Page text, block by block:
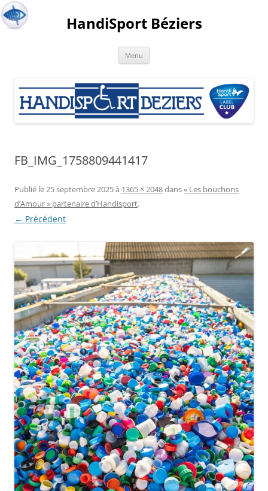
HandiSport Béziers
Menu
FB_IMG_1758809441417
Publié le25 septembre 2025à 1365 × 2048dans« Les bouchons
d’Amour » partenaire d’Handisport.
← Précédent